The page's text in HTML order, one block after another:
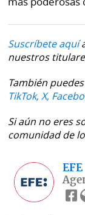
Suscríbete aquí
nuestros
También
TikTok, X,
Si aún no eres
comunidad de
EFE